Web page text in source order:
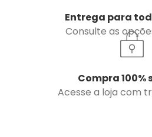
Entrega para
Consulte as
Compra 100%
Acesse a loja com